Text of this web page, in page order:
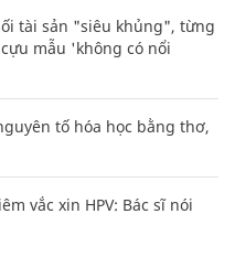
tài sản "siêu khủng", từng
mẫu 'không có nổi
tố hóa học bằng thơ,
vắc xin HPV: Bác sĩ nói